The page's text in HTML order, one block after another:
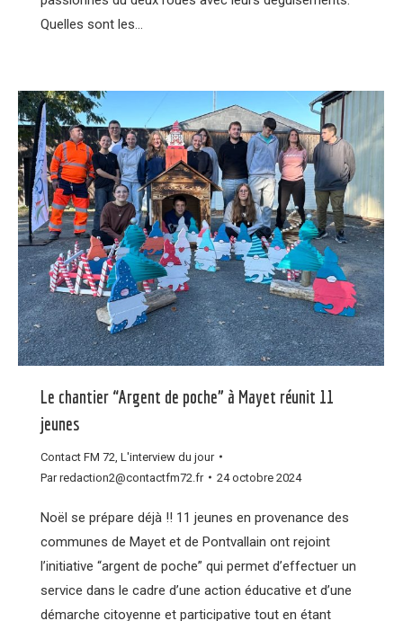
Quelles sont les…
Le chantier “Argent de poche” à Mayet réunit 11
jeunes
Contact FM 72 L'interview du jour
Parredaction2@contactfm72.fr 24 octobre 2024
Noël se prépare déjà !! 11 jeunes en provenance des
communes de Mayet et de Pontvallain ont rejoint
l’initiative “argent de poche” qui permet d’effectuer un
service dans le cadre d’une action éducative et d’une
démarche citoyenne et participative tout en étant